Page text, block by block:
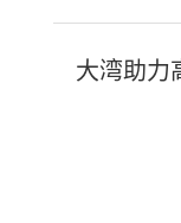
大湾助力